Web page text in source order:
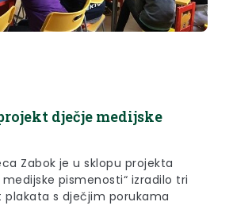
dječje medijske
Zabok je u sklopu projekta
pismenosti“ izradilo tri
filma i set plakata s dječjim porukama